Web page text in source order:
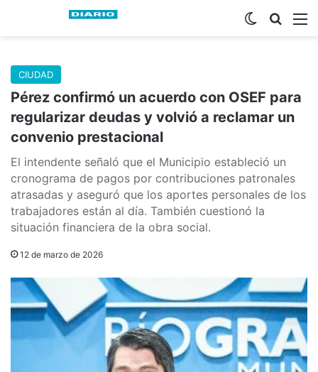
Buscar
Switch skin
CIUDAD
Pérez confirmó un acuerdo con OSEF para
regularizar deudas y volvió a reclamar un
convenio prestacional
El intendente señaló que el Municipio estableció un
cronograma de pagos por contribuciones patronales
atrasadas y aseguró que los aportes personales de los
trabajadores están al día. También cuestionó la
situación financiera de la obra social.
12 de marzo de 2026